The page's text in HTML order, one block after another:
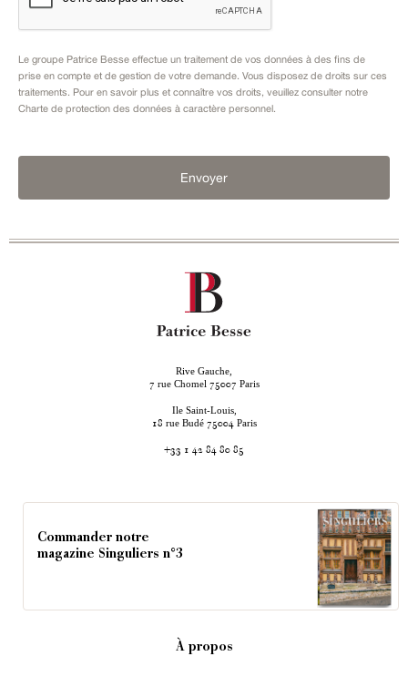
Le groupe Patrice Besse effectue un traitement de vos données à des fins de
prise en compte et de gestion de votre demande. Vous disposez de droits sur ces
traitements. Pour en savoir plus et connaître vos droits, veuillez consulter notre
Charte de protection des données à caractère personnel.
Envoyer
Rive Gauche,
7 rue Chomel 75007 Paris
Ile Saint-Louis,
18 rue Budé 75004 Paris
+33 1 42 84 80 85
Commander notre
magazine Singuliers n°3
À propos